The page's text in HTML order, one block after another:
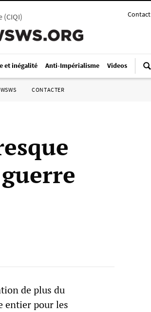
Contact
(CIQI)
et inégalité Anti-Impérialisme Videos
CONTACTER
de plus du
entier pour les